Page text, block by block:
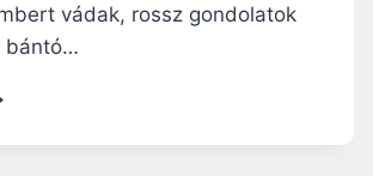
vádak, rossz gondolatok
bántó…